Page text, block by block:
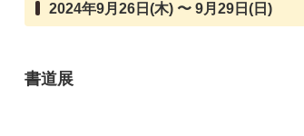
2024年9月26日(木) 〜 9月29日(日)
書道展